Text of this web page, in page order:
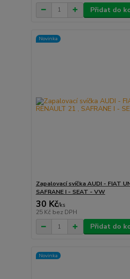
Přidat do
Novinka
Zapalovací svíčka AUDI - FIAT
SAFRANE I - SEAT - VW
30 Kč/ks
25 Kč bez DPH
Přidat do
Novinka